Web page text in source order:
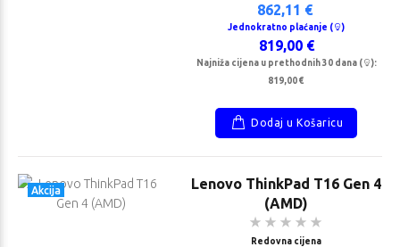
862,11 €
Jednokratno plaćanje ( )
819,00 €
Najniža cijena u prethodnih 30 dana (
):
819,00 €
Dodaj u Košaricu
Akcija
Lenovo ThinkPad T16 Gen 4
(AMD)
Redovna cijena